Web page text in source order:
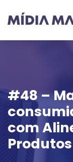
#48 –
com